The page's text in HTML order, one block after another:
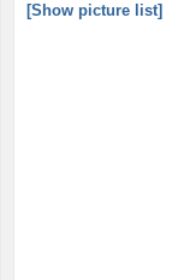
[Show picture list]